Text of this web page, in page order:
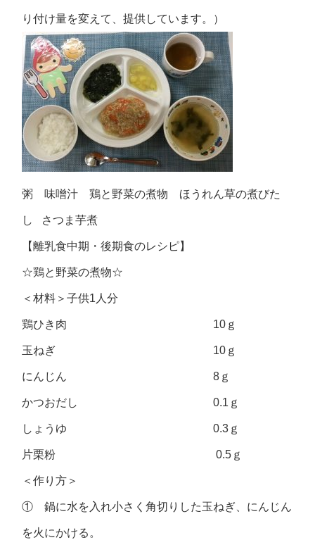
り付け量を変えて、提供しています。）
粥 味噌汁 鶏と野菜の煮物 ほうれん草の煮びた
し さつま芋煮
【離乳食中期・後期食のレシピ】
☆鶏と野菜の煮物☆
＜材料＞子供1人分
鶏ひき肉 10ｇ
玉ねぎ 10ｇ
にんじん 8ｇ
かつおだし 0.1ｇ
しょうゆ 0.3ｇ
片栗粉 0.5ｇ
＜作り方＞
① 鍋に水を入れ小さく角切りした玉ねぎ、にんじん
を火にかける。